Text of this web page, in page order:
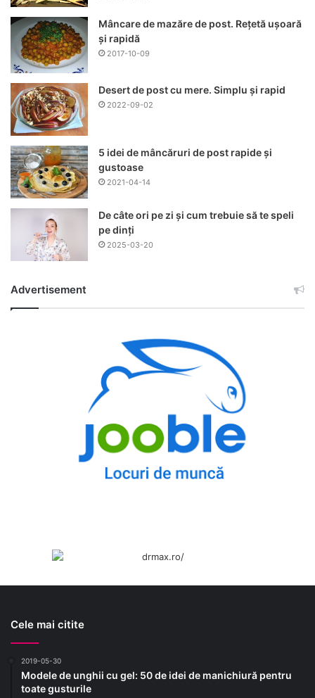
Mâncare de mazăre de post. Rețetă ușoară
și rapidă
2017-10-09
Desert de post cu mere. Simplu și rapid
2022-09-02
5 idei de mâncăruri de post rapide și
gustoase
2021-04-14
De câte ori pe zi și cum trebuie să te speli
pe dinți
2025-03-20
Advertisement
Cele mai citite
2019-05-30
Modele de unghii cu gel: 50 de idei de manichiură pentru
toate gusturile